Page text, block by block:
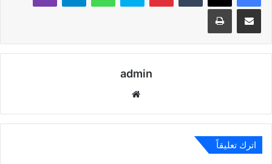
مشاركة عبر البريد طباعة
admin
اترك تعليقاً